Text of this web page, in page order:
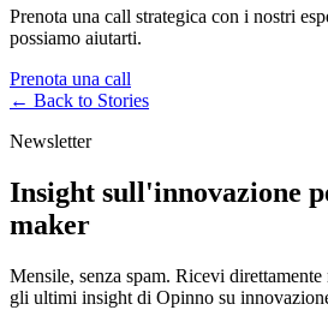
Prenota una call strategica con i nostri
possiamo aiutarti.
Prenota una call
← Back to Stories
Newsletter
Insight sull'innovazione
maker
Mensile, senza spam. Ricevi direttamente
gli ultimi insight di Opinno su